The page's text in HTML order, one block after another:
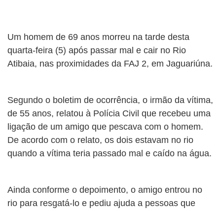
Um homem de 69 anos morreu na tarde desta
quarta-feira (5) após passar mal e cair no Rio
Atibaia, nas proximidades da FAJ 2, em Jaguariúna.
Segundo o boletim de ocorrência, o irmão da vítima,
de 55 anos, relatou à Polícia Civil que recebeu uma
ligação de um amigo que pescava com o homem.
De acordo com o relato, os dois estavam no rio
quando a vítima teria passado mal e caído na água.
Ainda conforme o depoimento, o amigo entrou no
rio para resgatá-lo e pediu ajuda a pessoas que